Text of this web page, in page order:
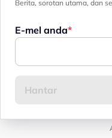
Berita, sorotan utama, dan
E-mel anda